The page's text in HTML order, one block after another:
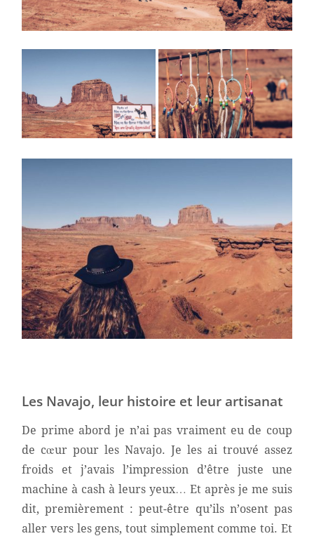
Les Navajo, leur histoire et leur artisanat
De prime abord je n’ai pas vraiment eu de coup
de cœur pour les Navajo. Je les ai trouvé assez
froids et j’avais l’impression d’être juste une
machine à cash à leurs yeux… Et après je me suis
dit, premièrement : peut-être qu’ils n’osent pas
aller vers les gens, tout simplement comme toi. Et